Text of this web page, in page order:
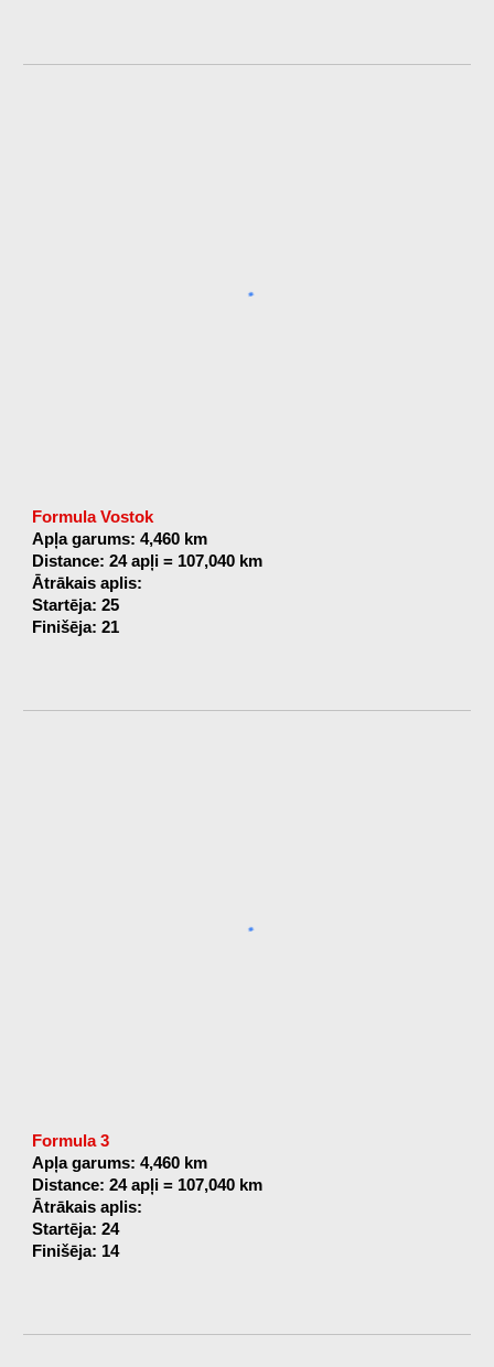
Formula Vostok
Apļa garums: 4,460 km
Distance: 24 apļi = 107,040 km
Ātrākais aplis:
Startēja: 25
Finišēja: 21
Formula 3
Apļa garums: 4,460 km
Distance: 24 apļi = 107,040 km
Ātrākais aplis:
Startēja: 24
Finišēja: 14